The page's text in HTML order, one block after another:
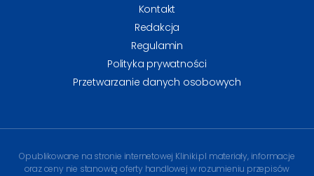
Kontakt
Redakcja
Regulamin
Polityka prywatności
Przetwarzanie danych osobowych
Opublikowane na stronie internetowej Kliniki.pl materiały, informacje
oraz ceny nie stanowią oferty handlowej w rozumieniu przepisów